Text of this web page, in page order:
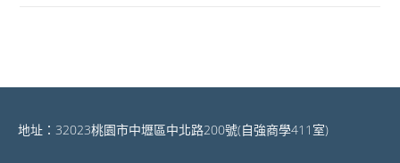
地址：32023桃園市中壢區中北路200號(自強商學411室)